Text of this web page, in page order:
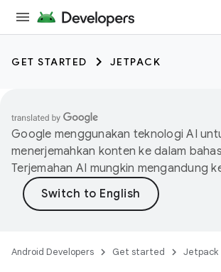
GET STARTED JETPACK
Google menggunakan teknologi AI
menerjemahkan konten ke dalam
Terjemahan AI mungkin mengandung
Android Developers Get started Jetpack